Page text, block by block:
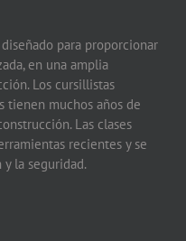
para proporcionar
en una amplia
Los cursillistas
tienen muchos años de
Las clases
recientes y se
la seguridad.